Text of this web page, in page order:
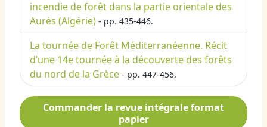
incendie de forêt dans la partie orientale des
Aurès (Algérie) - pp. 435-446.
La tournée de Forêt Méditerranéenne. Récit
d’une 14e tournée à la découverte des forêts
du nord de la Grèce - pp. 447-456.
Commander la revue intégrale format
papier